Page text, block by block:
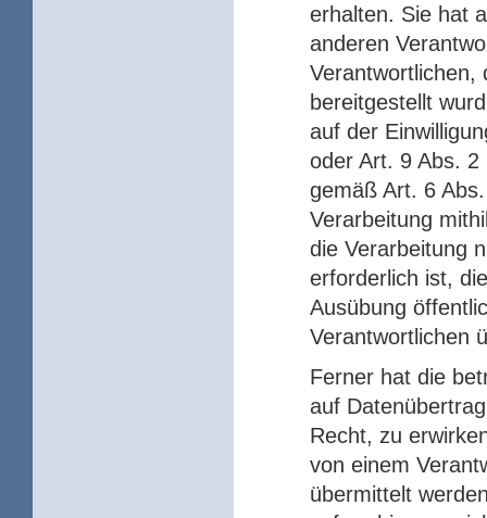
erhalten. Sie hat
anderen
Verantwortlichen,
bereitgestellt
auf der
oder Art. 9 Abs.
gemäß Art. 6
Verarbeitung
die Verarbeitung
erforderlich ist,
Ausübung
Verantwortlichen
Ferner hat die
auf
Recht, zu
von einem
übermittelt